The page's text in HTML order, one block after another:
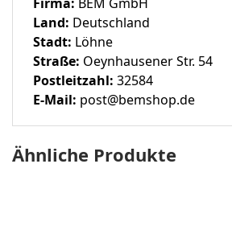
Land: Deutschland
Stadt: Löhne
Straße: Oeynhausener Str. 54
Postleitzahl: 32584
E-Mail: post@bemshop.de
Ähnliche Produkte